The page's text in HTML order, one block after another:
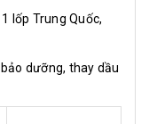
lốp Trung Quốc,
dưỡng, thay dầu